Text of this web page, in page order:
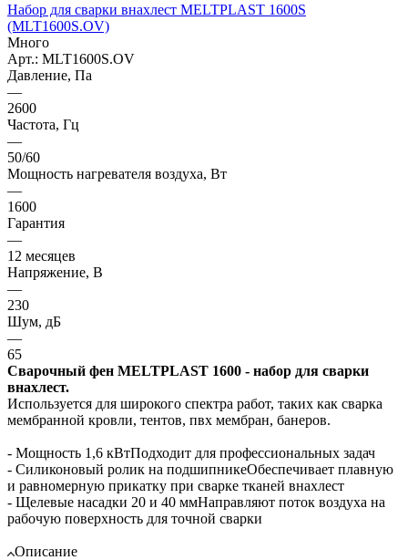
Набор для сварки внахлест MELTPLAST 1600S
(MLT1600S.OV)
Много
Арт.: MLT1600S.OV
Давление, Па
—
2600
Частота, Гц
—
50/60
Мощность нагревателя воздуха, Вт
—
1600
Гарантия
—
12 месяцев
Напряжение, В
—
230
Шум, дБ
—
65
Сварочный фен MELTPLAST 1600 - набор для сварки
внахлест.
Используется для широкого спектра работ, таких как сварка
мембранной кровли, тентов, пвх мембран, банеров.
- Мощность 1,6 кВтПодходит для профессиональных задач
- Силиконовый ролик на подшипникеОбеспечивает плавную
и равномерную прикатку при сварке тканей внахлест
- Щелевые насадки 20 и 40 ммНаправляют поток воздуха на
рабочую поверхность для точной сварки
Описание